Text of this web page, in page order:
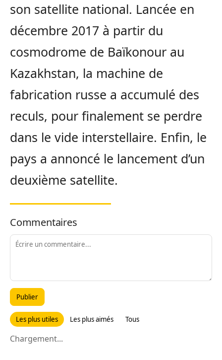
son satellite national. Lancée en
décembre 2017 à partir du
cosmodrome de Baïkonour au
Kazakhstan, la machine de
fabrication russe a accumulé des
reculs, pour finalement se perdre
dans le vide interstellaire. Enfin, le
pays a annoncé le lancement d’un
deuxième satellite.
Commentaires
Publier
Les plus utiles Les plus aimés Tous
Chargement...